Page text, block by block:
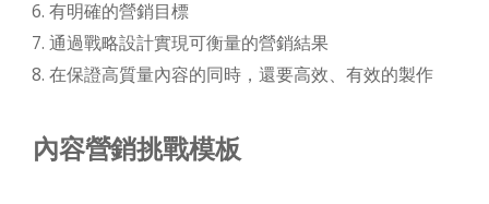
有明確的營銷目標
通過戰略設計實現可衡量的營銷結果
在保證高質量內容的同時，還要高效、有效的製作
內容營銷挑戰模板